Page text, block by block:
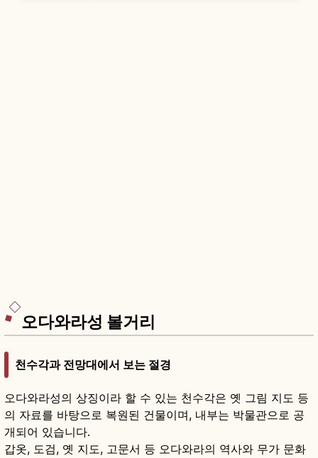
오다와라성 볼거리
천수각과 전망대에서 보는 절경
오다와라성의 상징이라 할 수 있는 천수각은 옛 그림 지도 등
의 자료를 바탕으로 복원된 건물이며, 내부는 박물관으로 공
개되어 있습니다.
갑옷, 도검, 옛 지도, 고문서 등 오다와라의 역사와 무가 문화